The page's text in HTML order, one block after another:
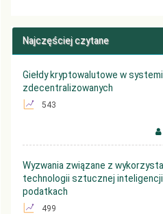
Najczęściej czytane
Giełdy kryptowalutowe w
zdecentralizowanych
543
Wyzwania związane z
technologii sztucznej
podatkach
499